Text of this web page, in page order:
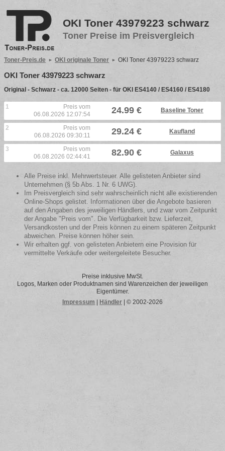
OKI Toner 43979223 schwarz
Toner Preise im Preisvergleich
Toner-Preis.de OKI originale Toner OKI Toner 43979223 schwarz
OKI Toner 43979223 schwarz
Original - Schwarz - ca. 12000 Seiten - für OKI ES4140 / ES4160 / ES4180
1
Preis vom
06.08.2026 12:07:54
24.99 € Baseline Toner
2
Preis vom
06.08.2026 09:30:11
29.24 € Kaufland
3
Preis vom
06.08.2026 02:44:41
82.90 € Galaxus
Alle Preise inkl. Mehrwertsteuer. Alle gelisteten Anbieter sind
Unternehmen (§ 5b Abs. 1 Nr. 6 UWG).
Im Preisvergleich sind sehr wahrscheinlich nicht alle existierenden
Online-Shops gelistet. Informationen über die Angebote basieren
auf den Angaben des jeweiligen Händlers, und zwar vom Zeitpunkt
der Angabe "Preis vom". Die Verfügbarkeit bzw. Lieferzeit,
Versandkosten und der Preis können zu einem späteren Zeitpunkt
abweichen. Preise können höher sein.
Wir erhalten ggf. von gelisteten Anbietern eine Provision für
vermittelte Verkäufe oder weitergeleitete Besucher.
Preise inklusive MwSt.
Logos, Marken oder Produktnamen sind Warenzeichen der jeweiligen
Eigentümer.
Impressum
Händler | © 2002-2026